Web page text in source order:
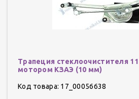
Трапеция стеклоочистителя
мотором КЗАЭ (10 мм)
Код товара: 17_00056638